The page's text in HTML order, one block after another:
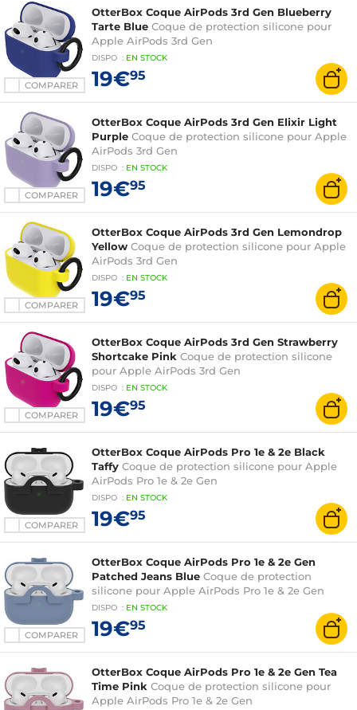
COMPARER
OtterBox Coque AirPods 3rd Gen Blueberry
Tarte Blue Coque de protection silicone pour
Apple AirPods 3rd Gen
DISPO : EN STOCK
19€95
COMPARER
OtterBox Coque AirPods 3rd Gen Elixir Light
Purple Coque de protection silicone pour Apple
AirPods 3rd Gen
DISPO : EN STOCK
19€95
COMPARER
OtterBox Coque AirPods 3rd Gen Lemondrop
Yellow Coque de protection silicone pour Apple
AirPods 3rd Gen
DISPO : EN STOCK
19€95
COMPARER
OtterBox Coque AirPods 3rd Gen Strawberry
Shortcake Pink Coque de protection silicone
pour Apple AirPods 3rd Gen
DISPO : EN STOCK
19€95
COMPARER
OtterBox Coque AirPods Pro 1e & 2e Black
Taffy Coque de protection silicone pour Apple
AirPods Pro 1e & 2e Gen
DISPO : EN STOCK
19€95
COMPARER
OtterBox Coque AirPods Pro 1e & 2e Gen
Patched Jeans Blue Coque de protection
silicone pour Apple AirPods Pro 1e & 2e Gen
DISPO : EN STOCK
19€95
OtterBox Coque AirPods Pro 1e & 2e Gen Tea
Time Pink Coque de protection silicone pour
Apple AirPods Pro 1e & 2e Gen